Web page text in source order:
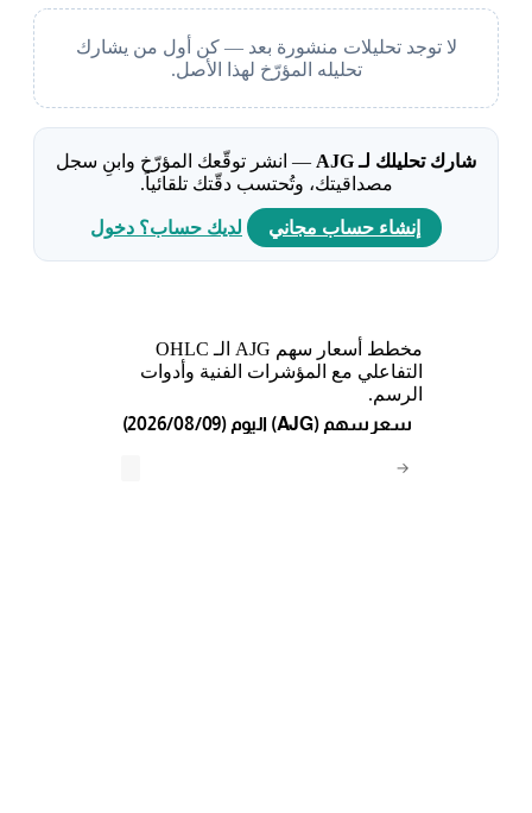
لا توجد تحليلات منشورة بعد — كن أول من يشارك
تحليله المؤرّخ لهذا الأصل.
شارك تحليلك لـ AJG
— انشر توقّعك المؤرّخ وابنِ سجل
مصداقيتك، وتُحتسب دقّتك تلقائياً.
إنشاء حساب مجاني لديك حساب؟ دخول
مخطط أسعار سهم AJG الـ OHLC
التفاعلي مع المؤشرات الفنية وأدوات
الرسم.
→
(2026/08/09) اليوم (AJG) سعر سهم